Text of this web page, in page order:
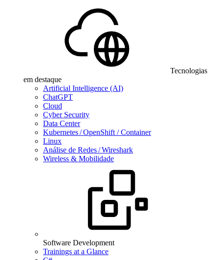
Tecnologias
em destaque
Artificial Intelligence (AI)
ChatGPT
Cloud
Cyber Security
Data Center
Kubernetes / OpenShift / Container
Linux
Análise de Redes / Wireshark
Wireless & Mobilidade
Software Development
Trainings at a Glance